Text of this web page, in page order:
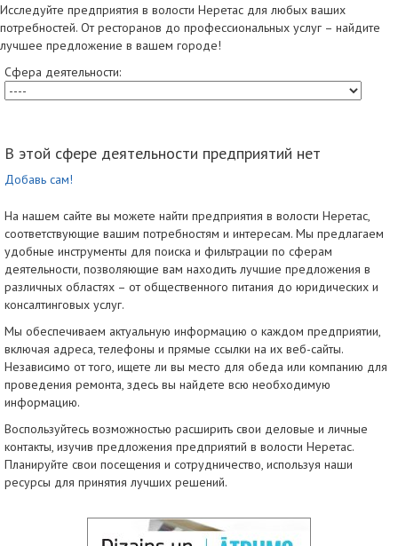
Исследуйте предприятия в волости Неретас для любых ваших
потребностей. От ресторанов до профессиональных услуг – найдите
лучшее предложение в вашем городе!
Сфера деятельности:
В этой сфере деятельности предприятий нет
Добавь сам!
На нашем сайте вы можете найти предприятия в волости Неретас,
соответствующие вашим потребностям и интересам. Мы предлагаем
удобные инструменты для поиска и фильтрации по сферам
деятельности, позволяющие вам находить лучшие предложения в
различных областях – от общественного питания до юридических и
консалтинговых услуг.
Мы обеспечиваем актуальную информацию о каждом предприятии,
включая адреса, телефоны и прямые ссылки на их веб-сайты.
Независимо от того, ищете ли вы место для обеда или компанию для
проведения ремонта, здесь вы найдете всю необходимую
информацию.
Воспользуйтесь возможностью расширить свои деловые и личные
контакты, изучив предложения предприятий в волости Неретас.
Планируйте свои посещения и сотрудничество, используя наши
ресурсы для принятия лучших решений.